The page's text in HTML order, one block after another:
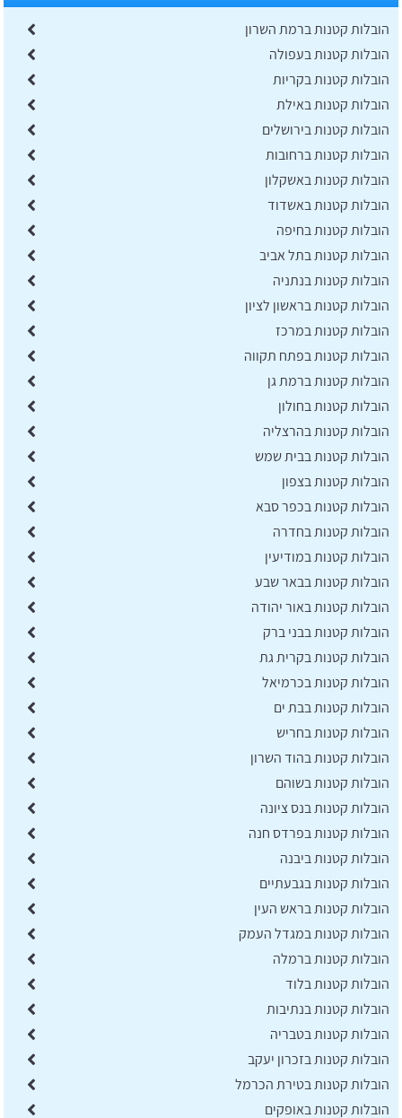
הובלות קטנות ברמת השרון
הובלות קטנות בעפולה
הובלות קטנות בקריות
הובלות קטנות באילת
הובלות קטנות בירושלים
הובלות קטנות ברחובות
הובלות קטנות באשקלון
הובלות קטנות באשדוד
הובלות קטנות בחיפה
הובלות קטנות בתל אביב
הובלות קטנות בנתניה
הובלות קטנות בראשון לציון
הובלות קטנות במרכז
הובלות קטנות בפתח תקווה
הובלות קטנות ברמת גן
הובלות קטנות בחולון
הובלות קטנות בהרצליה
הובלות קטנות בבית שמש
הובלות קטנות בצפון
הובלות קטנות בכפר סבא
הובלות קטנות בחדרה
הובלות קטנות במודיעין
הובלות קטנות בבאר שבע
הובלות קטנות באור יהודה
הובלות קטנות בבני ברק
הובלות קטנות בקרית גת
הובלות קטנות בכרמיאל
הובלות קטנות בבת ים
הובלות קטנות בחריש
הובלות קטנות בהוד השרון
הובלות קטנות בשוהם
הובלות קטנות בנס ציונה
הובלות קטנות בפרדס חנה
הובלות קטנות ביבנה
הובלות קטנות בגבעתיים
הובלות קטנות בראש העין
הובלות קטנות במגדל העמק
הובלות קטנות ברמלה
הובלות קטנות בלוד
הובלות קטנות בנתיבות
הובלות קטנות בטבריה
הובלות קטנות בזכרון יעקב
הובלות קטנות בטירת הכרמל
הובלות קטנות באופקים